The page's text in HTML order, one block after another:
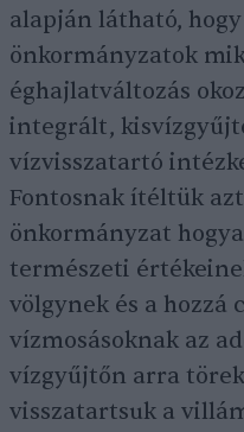
alapján látható,
önkormányzatok
éghajlatváltozás
integrált,
vízvisszatartó
Fontosnak ítéltük
önkormányzat
természeti
völgynek és a hozzá
vízmosásoknak az
vízgyűjtőn arra
visszatartsuk a